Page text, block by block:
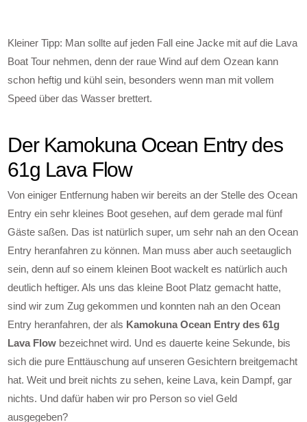
Kleiner Tipp: Man sollte auf jeden Fall eine Jacke mit auf die Lava
Boat Tour nehmen, denn der raue Wind auf dem Ozean kann
schon heftig und kühl sein, besonders wenn man mit vollem
Speed über das Wasser brettert.
Der Kamokuna Ocean Entry des
61g Lava Flow
Von einiger Entfernung haben wir bereits an der Stelle des Ocean
Entry ein sehr kleines Boot gesehen, auf dem gerade mal fünf
Gäste saßen. Das ist natürlich super, um sehr nah an den Ocean
Entry heranfahren zu können. Man muss aber auch seetauglich
sein, denn auf so einem kleinen Boot wackelt es natürlich auch
deutlich heftiger. Als uns das kleine Boot Platz gemacht hatte,
sind wir zum Zug gekommen und konnten nah an den Ocean
Entry heranfahren, der als Kamokuna Ocean Entry des 61g
Lava Flow bezeichnet wird. Und es dauerte keine Sekunde, bis
sich die pure Enttäuschung auf unseren Gesichtern breitgemacht
hat. Weit und breit nichts zu sehen, keine Lava, kein Dampf, gar
nichts. Und dafür haben wir pro Person so viel Geld
ausgegeben?